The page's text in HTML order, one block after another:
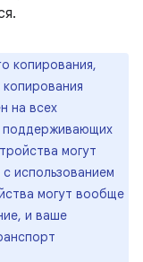
копирования,
на всех
поддерживающих
могут
использованием
могут вообще
и ваше